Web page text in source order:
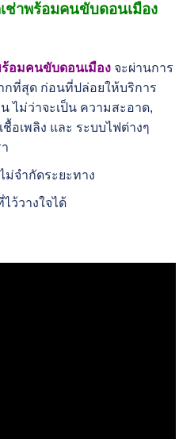
ช่าพร้อมคนขับดอนเมือง
ร้อมคนขับดอนเมือง จะผ่านการ
ที่สุด ก่อนที่ปล่อยให้บริการ
ไม่ว่าจะเป็น ความสะอาด,
อเพลิง และ ระบบไฟต่างๆ
ม่จำกัดระยะทาง
ว้วางใจได้